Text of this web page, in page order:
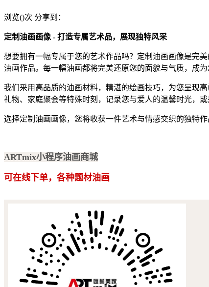
浏览()次 分享到：
定制油画画像 - 打造专属艺术品，展现独特风采
想要拥有一幅专属于您的艺术作品吗？定制油画画像是完
油画作品。每一幅油画都将完美还原您的面貌与气质，成为
我们采用高品质的油画材料，精湛的绘画技巧，为您呈现
礼物、家庭聚会等特殊时刻，记录您与爱人的温馨时光，
选择定制油画画像，您将收获一件艺术与情感交织的独特
ARTmix小程序油画商城
可在线下单，各种题材油画